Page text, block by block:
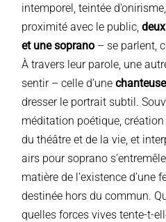
intemporel, teintée
proximité avec le public,
et une soprano – se parlent,
À travers leur parole, une
sentir – celle d’une
dresser le portrait subtil.
méditation poétique, création
du théâtre et de la vie, et
airs pour soprano
matière de l’existence d’une
destinée hors du commun.
quelles forces vives tente-t-